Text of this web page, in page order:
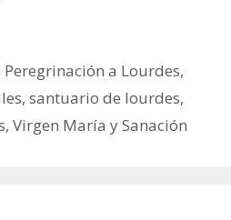
Peregrinación a Lourdes,
, santuario de lourdes,
, Virgen María y Sanación